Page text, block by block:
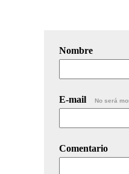
Nombre
E-mail No será
Comentario